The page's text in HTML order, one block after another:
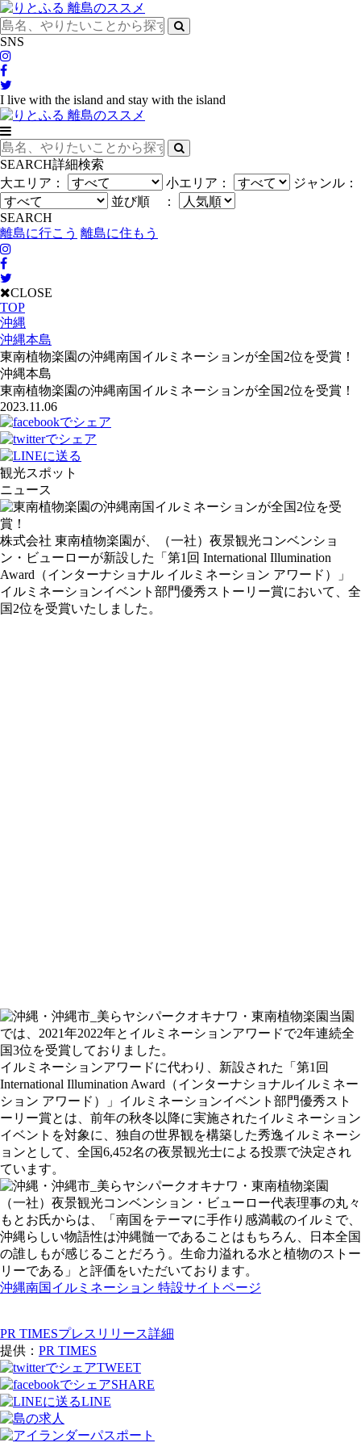
SNS
I live with the island and stay with the island
SEARCH詳細検索
大エリア：
小エリア：
ジャンル：
並び順 ：
SEARCH
離島に行こう 離島に住もう
CLOSE
TOP
沖縄
沖縄本島
東南植物楽園の沖縄南国イルミネーションが全国2位を受賞！
沖縄本島
東南植物楽園の沖縄南国イルミネーションが全国2位を受賞！
2023.11.06
観光スポット
ニュース
株式会社 東南植物楽園が、（一社）夜景観光コンベンショ
ン・ビューローが新設した「第1回 International Illumination
Award（インターナショナル イルミネーション アワード）」
イルミネーションイベント部門優秀ストーリー賞において、全
国2位を受賞いたしました。
当園
では、2021年2022年とイルミネーションアワードで2年連続全
国3位を受賞しておりました。
イルミネーションアワードに代わり、新設された「第1回
International Illumination Award（インターナショナルイルミネー
ション アワード）」イルミネーションイベント部門優秀スト
ーリー賞とは、前年の秋冬以降に実施されたイルミネーション
イベントを対象に、独自の世界観を構築した秀逸イルミネーシ
ョンとして、全国6,452名の夜景観光士による投票で決定され
ています。
（一社）夜景観光コンベンション・ビューロー代表理事の丸々
もとお氏からは、「南国をテーマに手作り感満載のイルミで、
沖縄らしい物語性は沖縄髄一であることはもちろん、日本全国
の誰しもが感じることだろう。生命力溢れる水と植物のストー
リーである」と評価をいただいております。
沖縄南国イルミネーション 特設サイトページ
PR TIMESプレスリリース詳細
提供： PR TIMES
TWEET
SHARE
LINE